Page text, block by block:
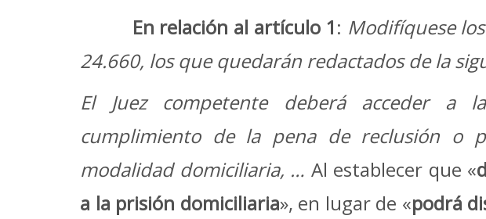
En relación al artículo 1: Modifíquese
24.660, los que quedarán redactados de la
El Juez competente deberá acceder a
cumplimiento de la pena de reclusión o
modalidad domiciliaria, … Al establecer que «
a la prisión domiciliaria», en lugar de «podrá